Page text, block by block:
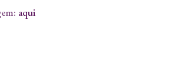
aqui